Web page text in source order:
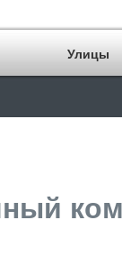
Улицы